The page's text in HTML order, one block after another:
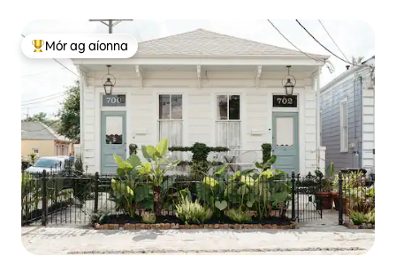
An-mhór ag aíonna
Mór ag aíonna